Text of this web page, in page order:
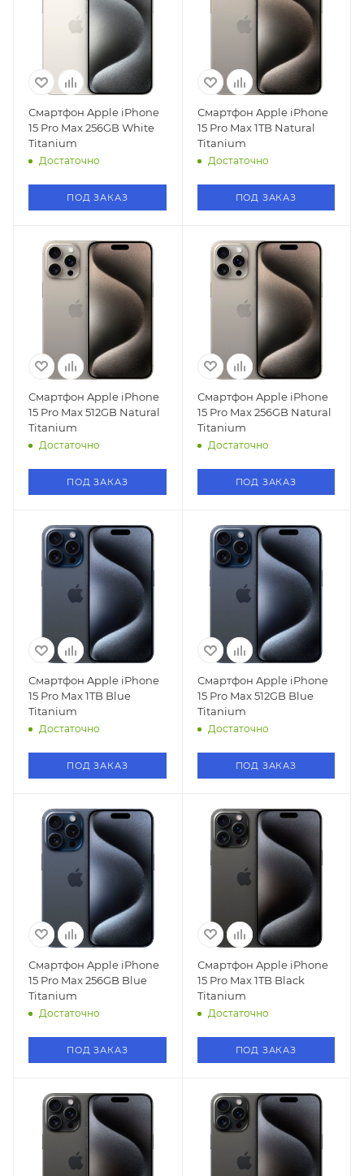
Смартфон Apple iPhone
15 Pro Max 256GB White
Titanium
Достаточно
ПОД ЗАКАЗ
Смартфон Apple iPhone
15 Pro Max 1TB Natural
Titanium
Достаточно
ПОД ЗАКАЗ
Смартфон Apple iPhone
15 Pro Max 512GB Natural
Titanium
Достаточно
ПОД ЗАКАЗ
Смартфон Apple iPhone
15 Pro Max 256GB Natural
Titanium
Достаточно
ПОД ЗАКАЗ
Смартфон Apple iPhone
15 Pro Max 1TB Blue
Titanium
Достаточно
ПОД ЗАКАЗ
Смартфон Apple iPhone
15 Pro Max 512GB Blue
Titanium
Достаточно
ПОД ЗАКАЗ
Смартфон Apple iPhone
15 Pro Max 256GB Blue
Titanium
Достаточно
ПОД ЗАКАЗ
Смартфон Apple iPhone
15 Pro Max 1TB Black
Titanium
Достаточно
ПОД ЗАКАЗ